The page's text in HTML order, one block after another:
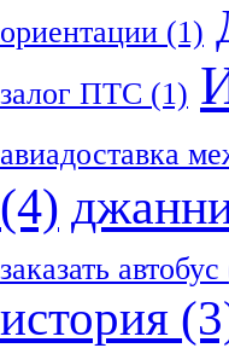
ориентации (1)
залог ПТС (1)
авиадоставка
(4)
заказать автобус
история